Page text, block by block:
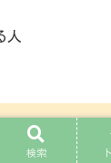
人
検索